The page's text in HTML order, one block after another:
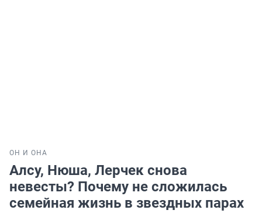
ОН И ОНА
Алсу, Нюша, Лерчек снова
невесты? Почему не сложилась
семейная жизнь в звездных парах